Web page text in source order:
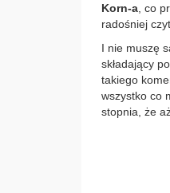
Korn-a , co
radośniej
I nie muszę
składający
takiego
wszystko co
stopnia, że